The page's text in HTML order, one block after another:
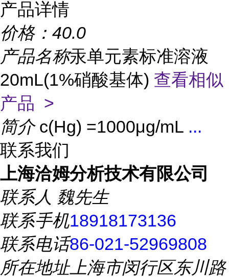
产品详情
价格： 40.0
产品名称汞单元素标准溶液
20mL(1%硝酸基体) 查看相似
产品 >
简介 c(Hg) =1000μg/mL ...
联系我们
上海洽姆分析技术有限公司
联系人 魏先生
联系手机18918173136
联系电话86-021-52969808
所在地址上海市闵行区东川路